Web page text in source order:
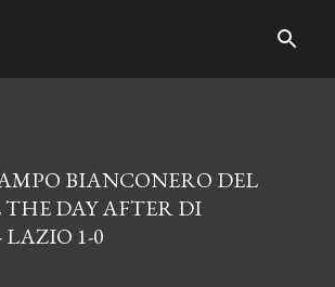
BIANCONERO DEL
THE DAY AFTER DI
LAZIO 1-0